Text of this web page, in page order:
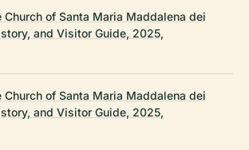
Church of Santa Maria Maddalena dei
and Visitor Guide, 2025,
Church of Santa Maria Maddalena dei
and Visitor Guide, 2025,